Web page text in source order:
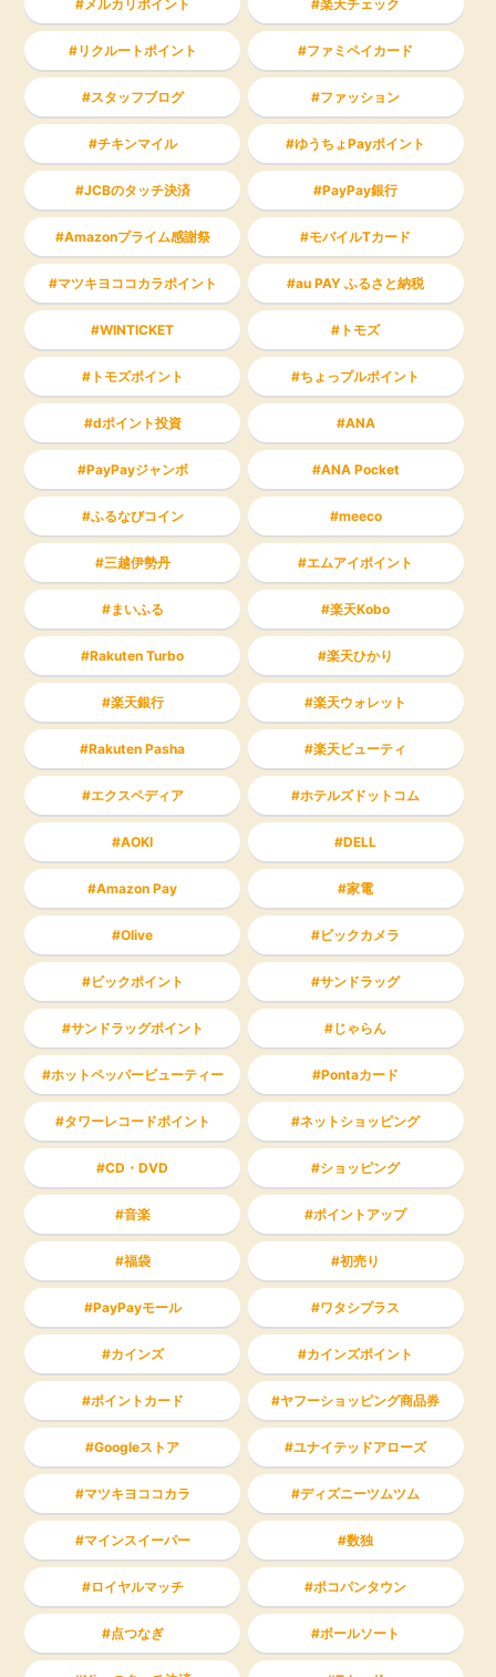
メルカリポイント 楽天チェック
リクルートポイント ファミペイカード
スタッフブログ ファッション
チキンマイル ゆうちょPayポイント
JCBのタッチ決済 PayPay銀行
Amazonプライム感謝祭 モバイルTカード
マツキヨココカラポイント au PAY ふるさと納税
WINTICKET トモズ
トモズポイント ちょっプルポイント
dポイント投資 ANA
PayPayジャンボ ANA Pocket
ふるなびコイン meeco
三越伊勢丹 エムアイポイント
まいふる 楽天Kobo
Rakuten Turbo 楽天ひかり
楽天銀行 楽天ウォレット
Rakuten Pasha 楽天ビューティ
エクスペディア ホテルズドットコム
AOKI DELL
Amazon Pay 家電
Olive ビックカメラ
ビックポイント サンドラッグ
サンドラッグポイント じゃらん
ホットペッパービューティー Pontaカード
タワーレコードポイント ネットショッピング
CD・DVD ショッピング
音楽 ポイントアップ
福袋 初売り
PayPayモール ワタシプラス
カインズ カインズポイント
ポイントカード ヤフーショッピング商品券
Googleストア ユナイテッドアローズ
マツキヨココカラ ディズニーツムツム
マインスイーパー 数独
ロイヤルマッチ ポコパンタウン
点つなぎ ボールソート